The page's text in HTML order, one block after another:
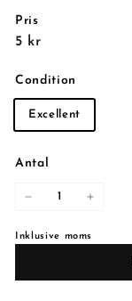
Pris
Reguljärt
5 kr5
Condition
Excellent
Antal
Inklusive moms